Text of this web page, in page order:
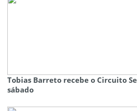
Tobias Barreto recebe o Circuito
sábado